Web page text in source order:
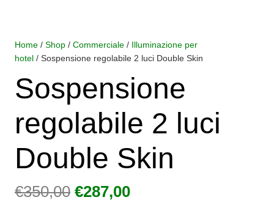
Home / Shop / Commerciale / Illuminazione per
hotel / Sospensione regolabile 2 luci Double Skin
Sospensione
regolabile 2 luci
Double Skin
€350,00 Il
€287,00Il